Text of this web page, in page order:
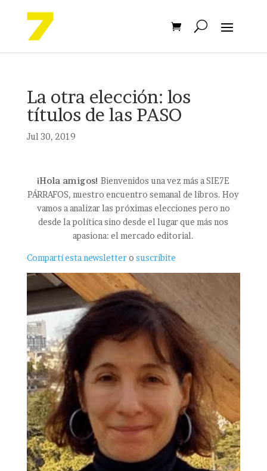
La otra elección: los
títulos de las PASO
Jul 30, 2019
¡Hola amigos!Bienvenidos una vez más a SIE7E
PÁRRAFOS, nuestro encuentro semanal de libros. Hoy
vamos a analizar las próximas elecciones pero no
desde la política sino desde el lugar que más nos
apasiona: el mercado editorial.
Compartí esta newslettero suscribite